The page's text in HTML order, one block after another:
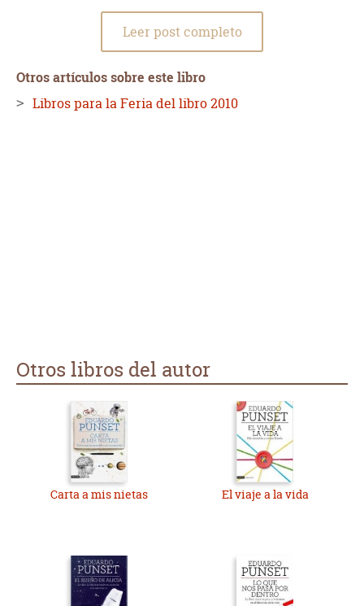
sino que, además, nos permite ahondar en la fascinante
biografía de un personaje que, ya hoy, resulta indispensable
científico y de los valores críticos y culturales en nuestro
país.
Leer post completo
Otros artículos sobre este libro
Libros para la Feria del libro 2010
Otros libros del autor
Carta a mis nietas El viaje a la vida